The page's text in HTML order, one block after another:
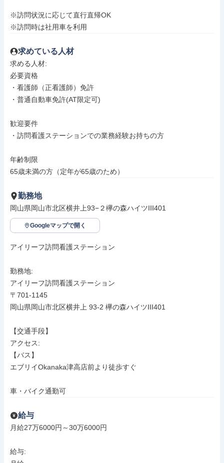
※訪問状況に応じて直行直帰OK
※訪問時は社用車を利用
求めている人材
求める人材:
必要資格
・看護師（正看護師）免許
・普通自動車免許(AT限定可)
歓迎要件
・訪問看護ステーションでの業務経験お持ちの方
年齢制限
65歳未満の方（定年が65歳のため）
勤務地
岡山県岡山市北区横井上93−２欅の森ハイツIII401
Googleマップで開く
アイリーフ訪問看護ステーション
勤務地:
アイリーフ訪問看護ステーション
〒701-1145
岡山県岡山市北区横井上 93-2 欅の森ハイツIII401
【交通手段】
アクセス:
【バス】
エブリイOkanaka津高店前より徒歩すぐ
車・バイク通勤可
給与
月給27万6000円～30万6000円
給与: